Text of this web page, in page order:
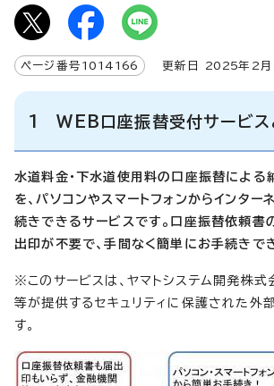
ページ番号 1014166 更新日 2025年2月
1 WEB口座振替受付サービス
水道料金・下水道使用料の口座振替による
を、パソコンやスマートフォンからインター
続きできるサービスです。口座振替依頼書
出印が不要で、手間なく簡単にお手続きで
※このサービスは、ヤマトシステム開発株式
等が提供するセキュリティに保護された外
す。